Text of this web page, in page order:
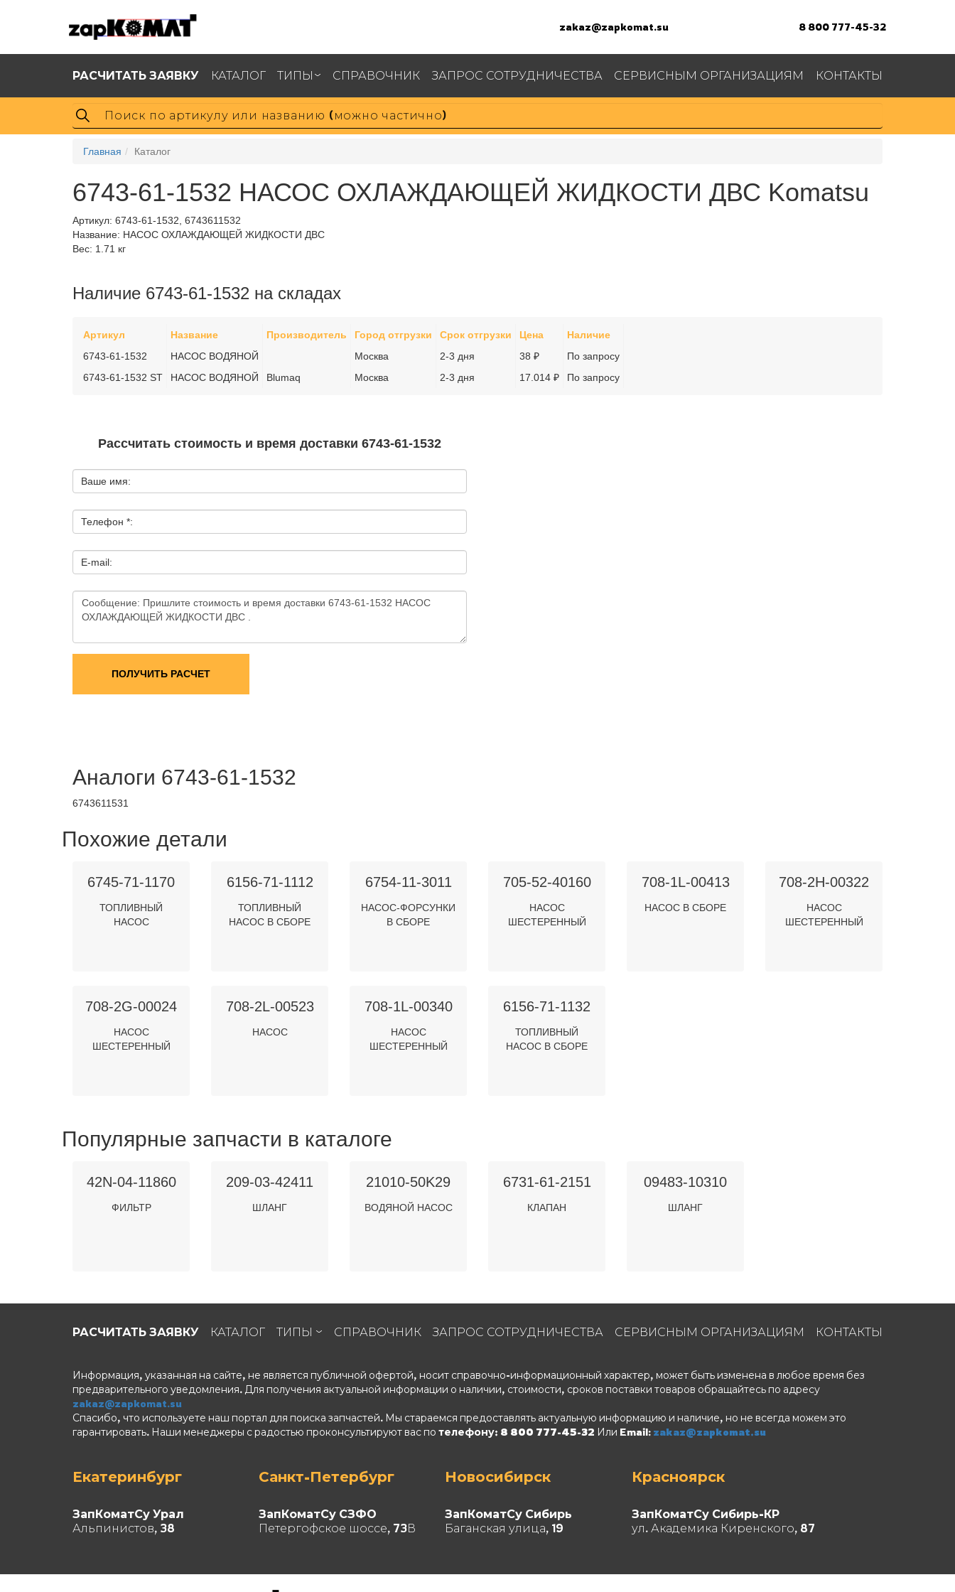
zakaz@zapkomat.su 8 800 777-45-32
РАСЧИТАТЬ ЗАЯВКУ КАТАЛОГ ТИПЫ СПРАВОЧНИК ЗАПРОС СОТРУДНИЧЕСТВА СЕРВИСНЫМ ОРГАНИЗАЦИЯМ КОНТАКТЫ
Главная Каталог
6743-61-1532 НАСОС ОХЛАЖДАЮЩЕЙ ЖИДКОСТИ ДВС Komatsu
Артикул: 6743-61-1532, 6743611532
Название: НАСОС ОХЛАЖДАЮЩЕЙ ЖИДКОСТИ ДВС
Вес: 1.71 кг
Наличие 6743-61-1532 на складах
Артикул Название Производитель Город отгрузки Срок отгрузки Цена
Наличие
6743-61-1532
НАСОС ВОДЯНОЙ Москва 2-3 дня 38 ₽
По запросу
6743-61-1532 ST
НАСОС ВОДЯНОЙ Blumaq Москва 2-3 дня 17.014 ₽ По запросу
Рассчитать стоимость и время доставки 6743-61-1532
Ваше имя:
Телефон *:
E-mail:
ПОЛУЧИТЬ РАСЧЕТ
Аналоги 6743-61-1532
6743611531
Похожие детали
6745-71-1170
ТОПЛИВНЫЙ
НАСОС
6156-71-1112
ТОПЛИВНЫЙ
НАСОС В СБОРЕ
6754-11-3011
НАСОС-ФОРСУНКИ
В СБОРЕ
705-52-40160
НАСОС
ШЕСТЕРЕННЫЙ
708-1L-00413
НАСОС В СБОРЕ
708-2H-00322
НАСОС
ШЕСТЕРЕННЫЙ
708-2G-00024
НАСОС
ШЕСТЕРЕННЫЙ
708-2L-00523
НАСОС
708-1L-00340
НАСОС
ШЕСТЕРЕННЫЙ
6156-71-1132
ТОПЛИВНЫЙ
НАСОС В СБОРЕ
Популярные запчасти в каталоге
42N-04-11860
ФИЛЬТР
209-03-42411
ШЛАНГ
21010-50K29
ВОДЯНОЙ НАСОС
6731-61-2151
КЛАПАН
09483-10310
ШЛАНГ
РАСЧИТАТЬ ЗАЯВКУ КАТАЛОГ ТИПЫ СПРАВОЧНИК ЗАПРОС СОТРУДНИЧЕСТВА СЕРВИСНЫМ ОРГАНИЗАЦИЯМ КОНТАКТЫ
Информация, указанная на сайте, не является публичной офертой, носит справочно-информационный характер, может быть изменена в любое время без
предварительного уведомления. Для получения актуальной информации о наличии, стоимости, сроков поставки товаров обращайтесь по адресу
zakaz@zapkomat.su
Спасибо, что используете наш портал для поиска запчастей. Мы стараемся предоставлять актуальную информацию и наличие, но не всегда можем это
гарантировать. Наши менеджеры с радостью проконсультируют вас по телефону: 8 800 777-45-32 Или Email: zakaz@zapkomat.su
Екатеринбург
ЗапКоматСу Урал
Альпинистов, 38
Санкт-Петербург
ЗапКоматСу СЗФО
Петергофское шоссе, 73В
Новосибирск
ЗапКоматСу Сибирь
Баганская улица, 19
Красноярск
ЗапКоматСу Сибирь-КР
ул. Академика Киренского, 87